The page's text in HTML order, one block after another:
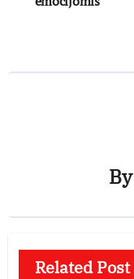
By
Related Post